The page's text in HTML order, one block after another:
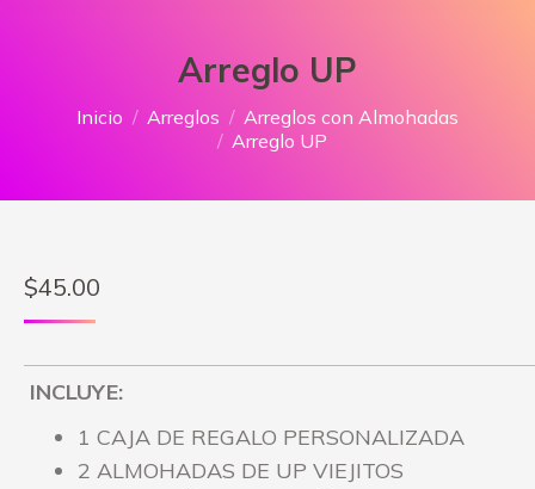
Arreglo UP
Estás aquí:
Inicio Arreglos
Arreglos con Almohadas
Arreglo UP
$45.00
INCLUYE:
1 CAJA DE REGALO PERSONALIZADA
2 ALMOHADAS DE UP VIEJITOS